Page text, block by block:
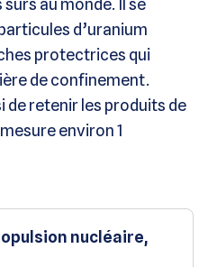
d’uranium
protectrices qui
de confinement.
retenir les produits de
environ 1
nucléaire,